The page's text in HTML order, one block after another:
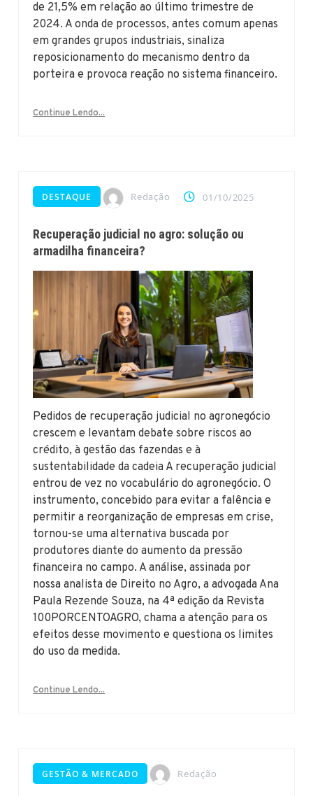
de 21,5% em relação ao último trimestre de
2024. A onda de processos, antes comum apenas
em grandes grupos industriais, sinaliza
reposicionamento do mecanismo dentro da
porteira e provoca reação no sistema financeiro.
Continue Lendo...
DESTAQUE Redação 01/10/2025
Recuperação judicial no agro: solução ou
armadilha financeira?
Pedidos de recuperação judicial no agronegócio
crescem e levantam debate sobre riscos ao
crédito, à gestão das fazendas e à
sustentabilidade da cadeia A recuperação judicial
entrou de vez no vocabulário do agronegócio. O
instrumento, concebido para evitar a falência e
permitir a reorganização de empresas em crise,
tornou-se uma alternativa buscada por
produtores diante do aumento da pressão
financeira no campo. A análise, assinada por
nossa analista de Direito no Agro, a advogada Ana
Paula Rezende Souza, na 4ª edição da Revista
100PORCENTOAGRO, chama a atenção para os
efeitos desse movimento e questiona os limites
do uso da medida.
Continue Lendo...
GESTÃO & MERCADO Redação